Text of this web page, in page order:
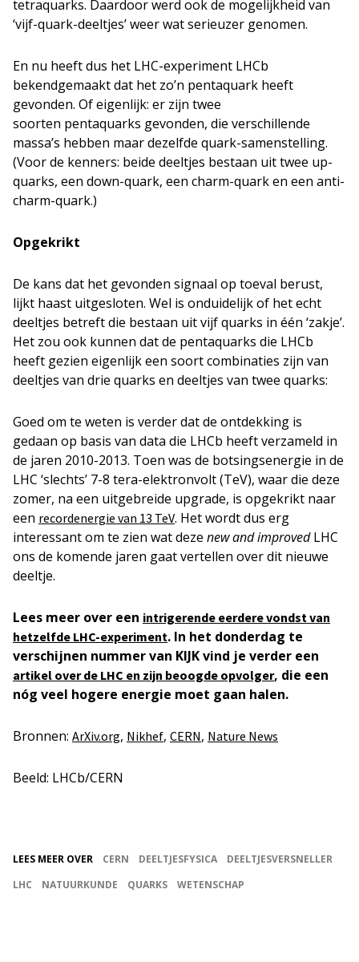
tetraquarks. Daardoor werd ook de mogelijkheid van
‘vijf-quark-deeltjes’ weer wat serieuzer genomen.
En nu heeft dus het LHC-experiment LHCb
bekendgemaakt dat het zo’n pentaquark heeft
gevonden. Of eigenlijk: er zijn twee
soorten pentaquarks gevonden, die verschillende
massa’s hebben maar dezelfde quark-samenstelling.
(Voor de kenners: beide deeltjes bestaan uit twee up-
quarks, een down-quark, een charm-quark en een anti-
charm-quark.)
Opgekrikt
De kans dat het gevonden signaal op toeval berust,
lijkt haast uitgesloten. Wel is onduidelijk of het echt
deeltjes betreft die bestaan uit vijf quarks in één ‘zakje’.
Het zou ook kunnen dat de pentaquarks die LHCb
heeft gezien eigenlijk een soort combinaties zijn van
deeltjes van drie quarks en deeltjes van twee quarks:
Goed om te weten is verder dat de ontdekking is
gedaan op basis van data die LHCb heeft verzameld in
de jaren 2010-2013. Toen was de botsingsenergie in de
LHC ‘slechts’ 7-8 tera-elektronvolt (TeV), waar die deze
zomer, na een uitgebreide upgrade, is opgekrikt naar
een recordenergie van 13 TeV. Het wordt dus erg
interessant om te zien wat deze new and improvedLHC
ons de komende jaren gaat vertellen over dit nieuwe
deeltje.
Lees meer over een intrigerende eerdere vondst van
hetzelfde LHC-experiment. In het donderdag te
verschijnen nummer van KIJK vind je verder een
artikel over de LHC en zijn beoogde opvolger, die een
nóg veel hogere energie moet gaan halen.
Bronnen: ArXiv.org, Nikhef, CERN, Nature News
Beeld: LHCb/CERN
LEES MEER OVER CERN DEELTJESFYSICA
DEELTJESVERSNELLER
LHC
NATUURKUNDE QUARKS WETENSCHAP